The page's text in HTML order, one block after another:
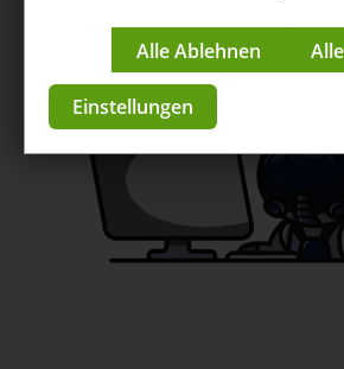
Anleitungen & Tutorials
zur App im Store
Impressum| Datenschutzerklärung
Einstellungen